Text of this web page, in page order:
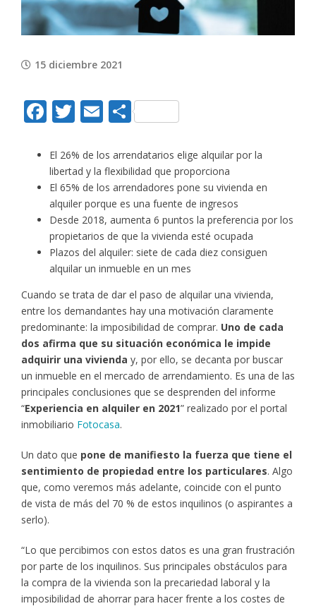
15 diciembre 2021
Facebook
Twitter
EmailCompartir
El 26% de los arrendatarios elige alquilar por la
libertad y la flexibilidad que proporciona
El 65% de los arrendadores pone su vivienda en
alquiler porque es una fuente de ingresos
Desde 2018, aumenta 6 puntos la preferencia por los
propietarios de que la vivienda esté ocupada
Plazos del alquiler: siete de cada diez consiguen
alquilar un inmueble en un mes
Cuando se trata de dar el paso de alquilar una vivienda,
entre los demandantes hay una motivación claramente
predominante: la imposibilidad de comprar. Uno de cada
dos afirma que su situación económica le impide
adquirir una vivienda y, por ello, se decanta por buscar
un inmueble en el mercado de arrendamiento. Es una de las
principales conclusiones que se desprenden del informe
“Experiencia en alquiler en 2021” realizado por el portal
inmobiliario Fotocasa.
Un dato que pone de manifiesto la fuerza que tiene el
sentimiento de propiedad entre los particulares. Algo
que, como veremos más adelante, coincide con el punto
de vista de más del 70 % de estos inquilinos (o aspirantes a
serlo).
“Lo que percibimos con estos datos es una gran frustración
por parte de los inquilinos. Sus principales obstáculos para
la compra de la vivienda son la precariedad laboral y la
imposibilidad de ahorrar para hacer frente a los costes de